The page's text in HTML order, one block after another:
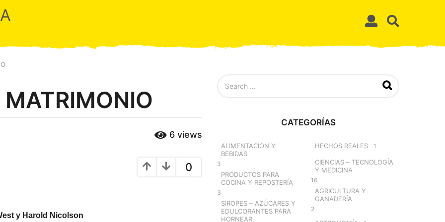
MATRIMONIO
6 views
0
y Harold Nicolson
:
CATEGORÍAS
ALIMENTACIÓN Y
BEBIDAS
3
PRODUCTOS PARA
COCINA Y REPOSTERÍA
3
SIROPES – AZÚCARES Y
EDULCORANTES PARA
HORNEAR
HECHOS REALES 1
CIENCIAS – TECNOLOGÍA
Y MEDICINA
16
AGRICULTURA Y
GANADERÍA
2